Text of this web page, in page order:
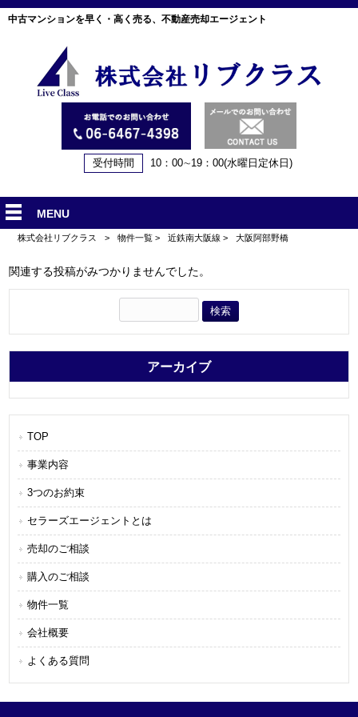
中古マンションを早く・高く売る、不動産売却エージェント
受付時間 10：00∼19：00(水曜日定休日)
MENU
株式会社リブクラス > 物件一覧 > 近鉄南大阪線 > 大阪阿部野橋
関連する投稿がみつかりませんでした。
アーカイブ
TOP
事業内容
3つのお約束
セラーズエージェントとは
売却のご相談
購入のご相談
物件一覧
会社概要
よくある質問